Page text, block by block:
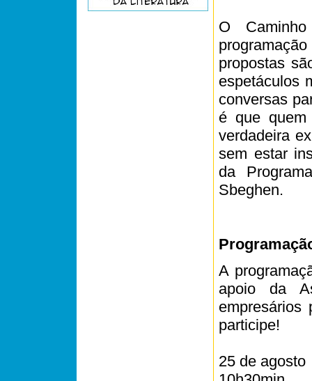
O
propostas
espetáculos
conversas
é que quem
verdadeira
sem estar
da
Sbeghen.
A
apoio da
empresários
participe!
25 de agosto